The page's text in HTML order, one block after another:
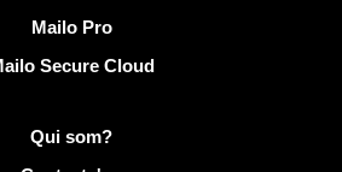
Mailo Pro
Secure Cloud
MailoQui som?